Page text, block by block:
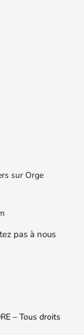
sur Orge
pas à nous
– Tous droits